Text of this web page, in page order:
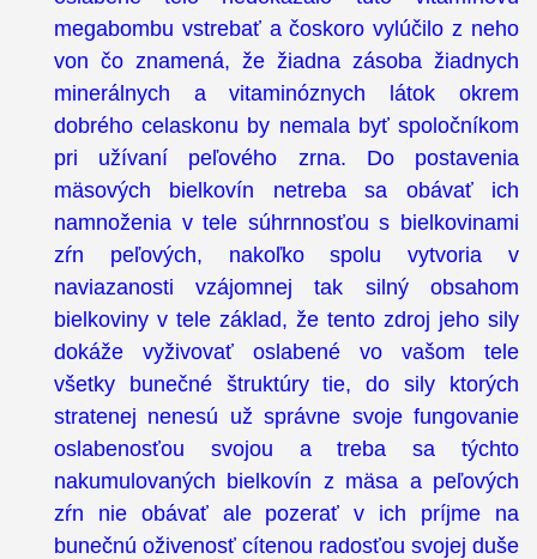
megabombu vstrebať a čoskoro vylúčilo z neho
von čo znamená, že žiadna zásoba žiadnych
minerálnych a vitaminóznych látok okrem
dobrého celaskonu by nemala byť spoločníkom
pri užívaní peľového zrna. Do postavenia
mäsových bielkovín netreba sa obávať ich
namnoženia v tele súhrnnosťou s bielkovinami
zŕn peľových, nakoľko spolu vytvoria v
naviazanosti vzájomnej tak silný obsahom
bielkoviny v tele základ, že tento zdroj jeho sily
dokáže vyživovať oslabené vo vašom tele
všetky bunečné štruktúry tie, do sily ktorých
stratenej nenesú už správne svoje fungovanie
oslabenosťou svojou a treba sa týchto
nakumulovaných bielkovín z mäsa a peľových
zŕn nie obávať ale pozerať v ich príjme na
bunečnú oživenosť cítenou radosťou svojej duše